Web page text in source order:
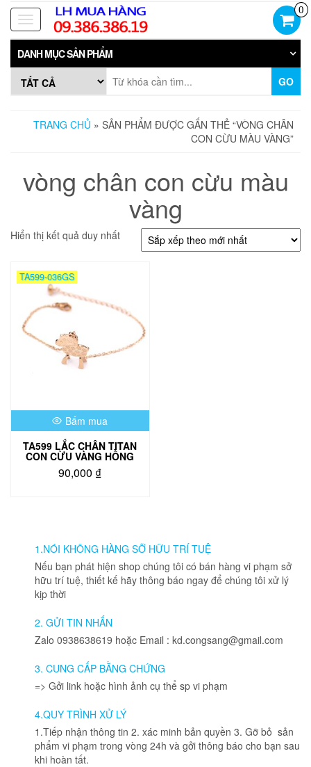
Skip
the
content
Toggle
navigation
0
DANH MỤC SẢN PHẨM
GO
TRANG CHỦ » SẢN PHẨM ĐƯỢC GẮN THẺ “VÒNG CHÂN
CON CỪU MÀU VÀNG”
vòng chân con cừu màu
vàng
Hiển thị kết quả duy nhất
TA599-036GS
Bấm mua
TA599 LẮC CHÂN TITAN
CON CỪU VÀNG HỒNG
90,000 ₫
1.NÓI KHÔNG HÀNG SỠ HỮU TRÍ TUỆ
Nếu bạn phát hiện shop chúng tôi có bán hàng vi phạm sở
hữu trí tuệ, thiết kế hãy thông báo ngay để chúng tôi xử lý
kịp thời
2. GỬI TIN NHẮN
Zalo 0938638619 hoặc Email : kd.congsang@gmail.com
3. CUNG CẤP BẰNG CHỨNG
=> Gởi link hoặc hình ảnh cụ thể sp vi phạm
4.QUY TRÌNH XỬ LÝ
1.Tiếp nhận thông tin 2. xác minh bản quyền 3. Gỡ bỏ sản
phẩm vi phạm trong vòng 24h và gởi thông báo cho bạn sau
khi hoàn tất.